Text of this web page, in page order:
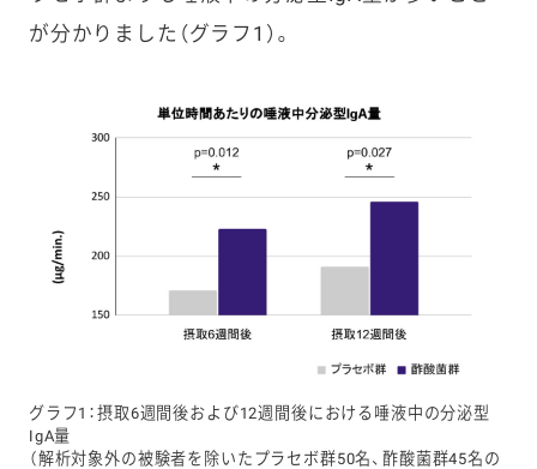
が分かりました（グラフ1）。
グラフ1：摂取6週間後および12週間後における唾液中の分泌型
IgA量
（解析対象外の被験者を除いたプラセボ群50名、酢酸菌群45名の